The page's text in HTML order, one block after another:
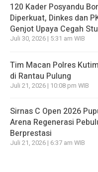
120 Kader Posyandu
Diperkuat, Dinkes dan
Genjot Upaya Cegah
Juli 30, 2026 | 5:31 am WIB
Tim Macan Polres
di Rantau Pulung
Juli 21, 2026 | 10:08 pm WIB
Sirnas C Open 2026
Arena Regenerasi
Berprestasi
Juli 21, 2026 | 6:37 am WIB